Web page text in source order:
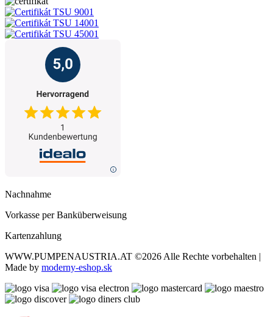
Nachnahme
Vorkasse per Banküberweisung
Kartenzahlung
WWW.PUMPENAUSTRIA.AT ©2026 Alle Rechte vorbehalten |
Made by moderny-eshop.sk